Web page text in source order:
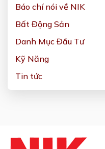
Báo chí nói về NIK
Bất Động Sản
Danh Mục Đầu Tư
Kỹ Năng
Tin tức